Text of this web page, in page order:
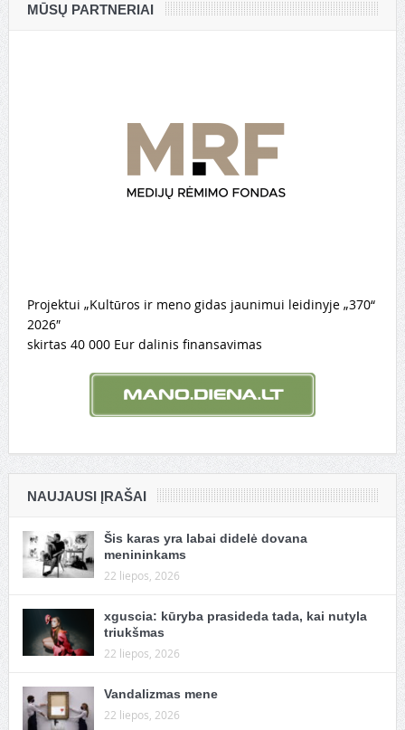
MŪSŲ PARTNERIAI
Projektui „Kultūros ir meno gidas jaunimui leidinyje „370“
2026″
skirtas 40 000 Eur dalinis finansavimas
NAUJAUSI ĮRAŠAI
Šis karas yra labai didelė dovana
menininkams
22 liepos, 2026
xguscia: kūryba prasideda tada, kai nutyla
triukšmas
22 liepos, 2026
Vandalizmas mene
22 liepos, 2026